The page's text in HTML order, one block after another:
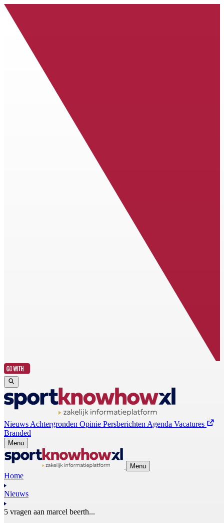
Nieuws Achtergronden Opinie Persberichten Agenda Vacatures
Branded
Menu
Menu
Home
Nieuws
5 vragen aan marcel beerth...